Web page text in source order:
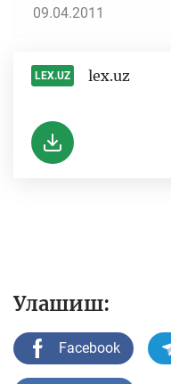
09.04.2011
LEX.UZ lex.uz
Улашиш:
Facebook